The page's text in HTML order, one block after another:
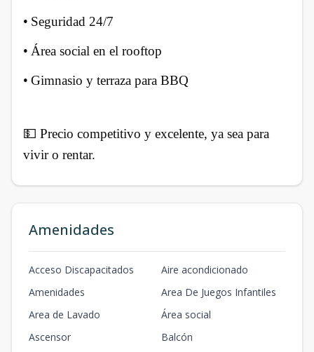
• Seguridad 24/7
• Área social en el rooftop
• Gimnasio y terraza para BBQ
💵 Precio competitivo y excelente, ya sea para
vivir o rentar.
Amenidades
Acceso Discapacitados
Aire acondicionado
Amenidades
Area De Juegos Infantiles
Area de Lavado
Área social
Ascensor
Balcón